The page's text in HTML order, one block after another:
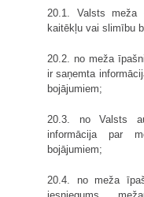
20.1. Valsts meža
kaitēkļu vai slimību
20.2. no meža
ir saņemta
bojājumiem;
20.3. no Valsts
informācija par
bojājumiem;
20.4. no meža